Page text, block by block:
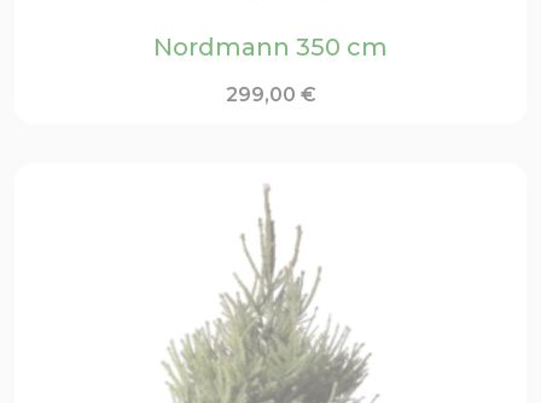
Nordmann 350 cm
299,00 €